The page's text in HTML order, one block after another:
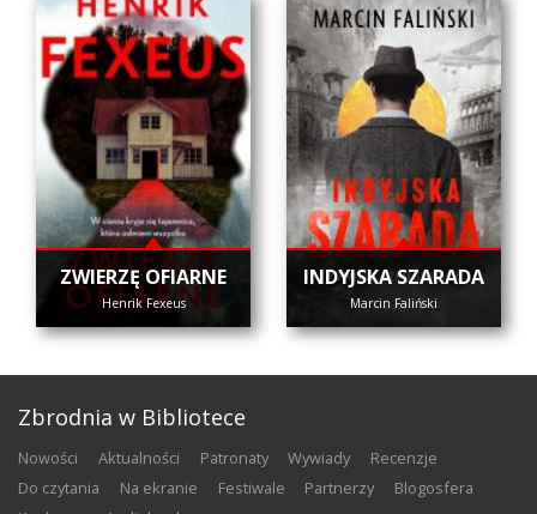
ZWIERZĘ OFIARNE
Henrik Fexeus
INDYJSKA SZARADA
Marcin Faliński
Zbrodnia w Bibliotece
nowości aktualności patronaty wywiady
recenzje
do czytania
na ekranie festiwale partnerzy
blogosfera